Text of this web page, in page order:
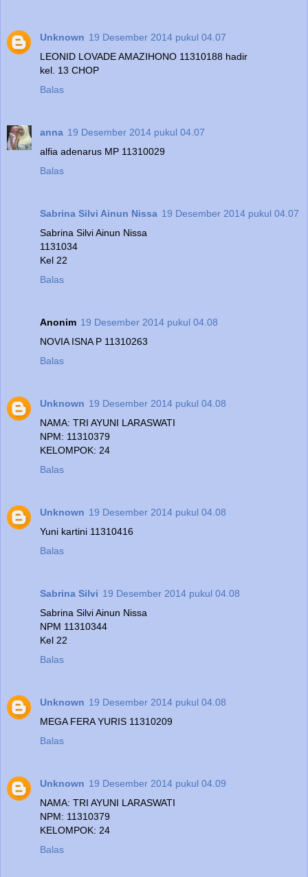
Unknown 19 Desember 2014 pukul 04.07
LEONID LOVADE AMAZIHONO 11310188 hadir
kel. 13 CHOP
Balas
anna 19 Desember 2014 pukul 04.07
alfia adenarus MP 11310029
Balas
Sabrina Silvi Ainun Nissa 19 Desember 2014 pukul 04.07
Sabrina Silvi Ainun Nissa
1131034
Kel 22
Balas
Anonim 19 Desember 2014 pukul 04.08
NOVIA ISNA P 11310263
Balas
Unknown 19 Desember 2014 pukul 04.08
NAMA: TRI AYUNI LARASWATI
NPM: 11310379
KELOMPOK: 24
Balas
Unknown 19 Desember 2014 pukul 04.08
Yuni kartini 11310416
Balas
Sabrina Silvi 19 Desember 2014 pukul 04.08
Sabrina Silvi Ainun Nissa
NPM 11310344
Kel 22
Balas
Unknown 19 Desember 2014 pukul 04.08
MEGA FERA YURIS 11310209
Balas
Unknown 19 Desember 2014 pukul 04.09
NAMA: TRI AYUNI LARASWATI
NPM: 11310379
KELOMPOK: 24
Balas